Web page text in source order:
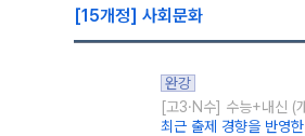
[15개정] 사회문화
완강
[고3·N수] 수능+내신 (
최근 출제 경향을 반영